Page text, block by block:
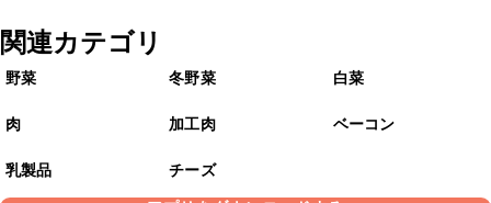
関連カテゴリ
野菜 冬野菜 白菜
肉 加工肉 ベーコン
乳製品
チーズ